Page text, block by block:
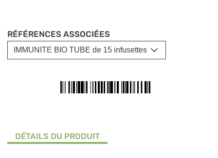
RÉFÉRENCES ASSOCIÉES
DÉTAILS DU PRODUIT